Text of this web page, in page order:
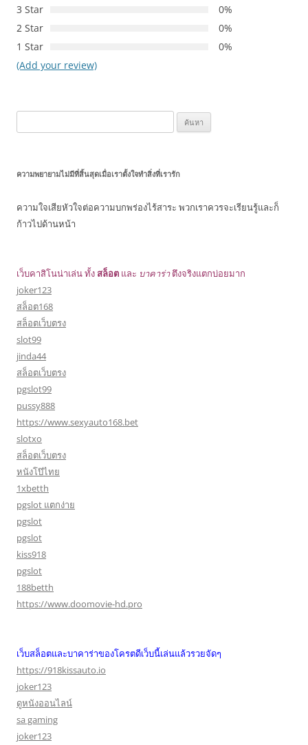
3 Star
0%
2 Star
0%
1 Star
0%
(Add your review)
สำหรับ:
ความพยายามไม่มีที่สิ้นสุดเมื่อเราตั้งใจทำสิ่งที่เรารัก
ความใจเสียหัวใจต่อความบกพร่องไร้สาระ พวกเราควรจะเรียนรู้และก็
ก้าวไปด้านหน้า
เว็บคาสิโนน่าเล่น ทั้งสล็อต และ บาคาร่าตึงจริงแตกบ่อยมาก
joker123
สล็อต168
สล็อตเว็บตรง
slot99
jinda44
สล็อตเว็บตรง
pgslot99
pussy888
https://www.sexyauto168.bet
slotxo
สล็อตเว็บตรง
หนังโป๊ไทย
1xbetth
pgslot แตกง่าย
pgslot
pgslot
kiss918
pgslot
188betth
https://www.doomovie-hd.pro
เว็บสล็อตและบาคาร่าของโครตดีเว็บนี้เล่นแล้วรวยจัดๆ
https://918kissauto.io
joker123
ดูหนังออนไลน์
sa gaming
joker123